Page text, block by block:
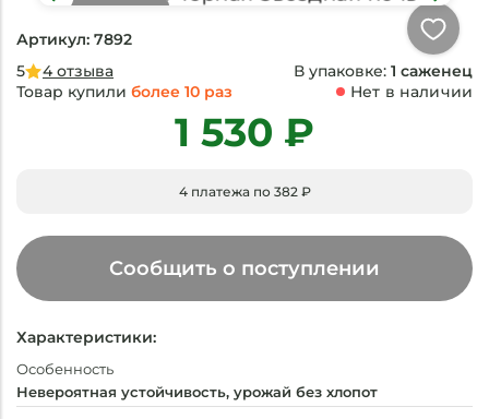
Нет в
наличии
Артикул: 7892
В упаковке: 1 саженец
Товар купили более 10 раз
5 4отзыва
Нет в наличии
1 530 ₽
4 платежа по 382 ₽
Сообщить о поступлении
Характеристики:
Особенность
Невероятная устойчивость, урожай без хлопот